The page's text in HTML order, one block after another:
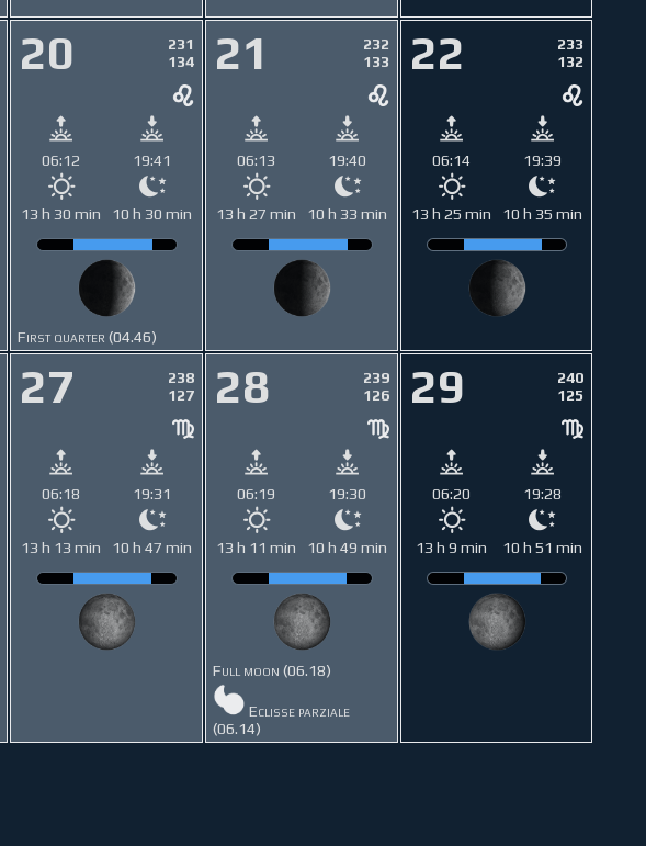
20
231
134
06:12 19:41
13 h 30 min 10 h 30 min
First quarter (04.46)
21
232
133
06:13 19:40
13 h 27 min 10 h 33 min
22
233
132
06:14 19:39
13 h 25 min 10 h 35 min
27
238
127
06:18 19:31
13 h 13 min 10 h 47 min
28
239
126
06:19 19:30
13 h 11 min 10 h 49 min
Full moon (06.18)
Eclisse parziale
(06.14)
29
240
125
06:20 19:28
13 h 9 min 10 h 51 min